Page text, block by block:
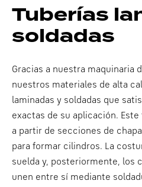
Tuberías
soldadas
Gracias a nuestra maquinaria
nuestros materiales de alta
laminadas y soldadas que
exactas de su aplicación.
a partir de secciones de
para formar cilindros. La
suelda y, posteriormente, los
unen entre sí mediante